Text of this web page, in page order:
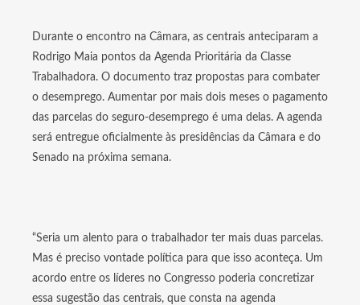
Durante o encontro na Câmara, as centrais anteciparam a
Rodrigo Maia pontos da Agenda Prioritária da Classe
Trabalhadora. O documento traz propostas para combater
o desemprego. Aumentar por mais dois meses o pagamento
das parcelas do seguro-desemprego é uma delas. A agenda
será entregue oficialmente às presidências da Câmara e do
Senado na próxima semana.
“Seria um alento para o trabalhador ter mais duas parcelas.
Mas é preciso vontade política para que isso aconteça. Um
acordo entre os líderes no Congresso poderia concretizar
essa sugestão das centrais, que consta na agenda